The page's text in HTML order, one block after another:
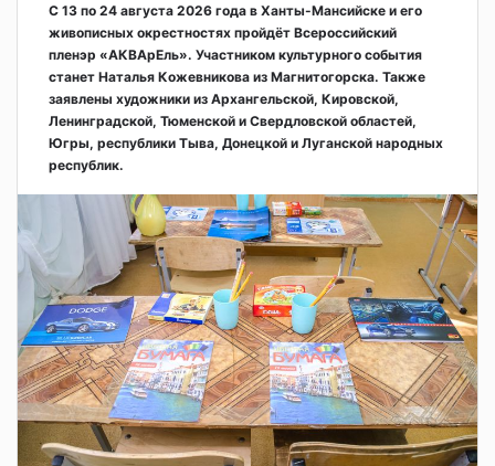
С 13 по 24 августа 2026 года в Ханты-Мансийске и его
живописных окрестностях пройдёт Всероссийский
пленэр «АКВАрЕль». Участником культурного события
станет Наталья Кожевникова из Магнитогорска. Также
заявлены художники из Архангельской, Кировской,
Ленинградской, Тюменской и Свердловской областей,
Югры, республики Тыва, Донецкой и Луганской народных
республик.